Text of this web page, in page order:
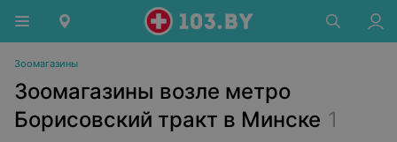
Зоомагазины
Зоомагазины возле метро
Борисовский тракт в Минске 1